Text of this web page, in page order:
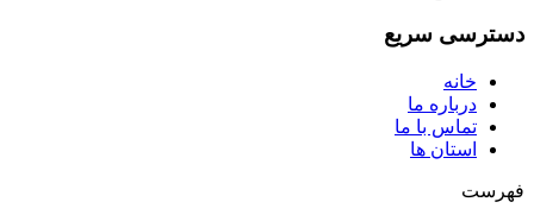
دسترسی سریع
خانه
درباره ما
تماس با ما
استان ها
فهرست